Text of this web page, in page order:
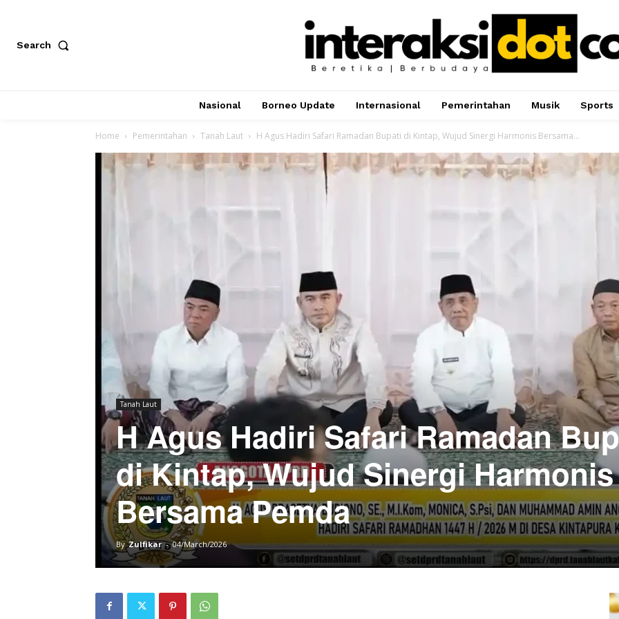
Search
Nasional Borneo Update Internasional Pemerintahan Musik Sports
Home Pemerintahan Tanah Laut H Agus Hadiri Safari Ramadan Bupati di Kintap, Wujud Sinergi Harmonis Bersama...
Tanah Laut
H Agus Hadiri Safari Ramadan
di Kintap, Wujud Sinergi Harmonis
Bersama Pemda
By Zulfikar - 04/March/2026